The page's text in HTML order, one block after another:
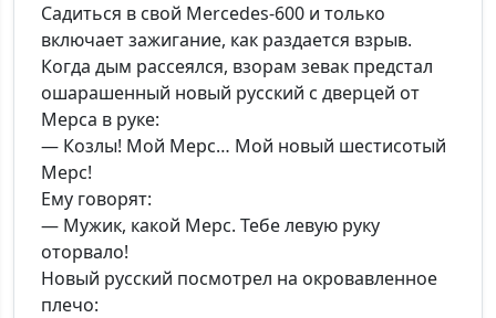
Садиться в свой Mercedes-600 и только
включает зажигание, как раздается взрыв.
Когда дым рассеялся, взорам зевак предстал
ошарашенный новый русский с дверцей от
Мерса в руке:
— Козлы! Мой Мерс… Мой новый шестисотый
Мерс!
Ему говорят:
— Мужик, какой Мерс. Тебе левую руку
оторвало!
Новый русский посмотрел на окровавленное
плечо: